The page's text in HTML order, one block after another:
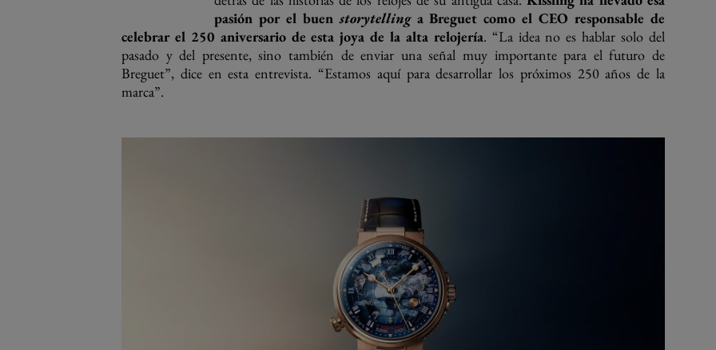
pasión por el buenstorytellinga Breguet como el CEO responsable de
celebrar el 250 aniversario de esta joya de la alta relojería. “La idea no es hablar solo del
pasado y del presente, sino también de enviar una señal muy importante para el futuro de
Breguet”, dice en esta entrevista. “Estamos aquí para desarrollar los próximos 250 años de la
marca”.